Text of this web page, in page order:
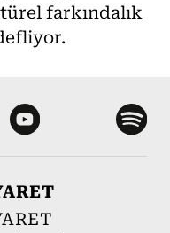
farkındalık